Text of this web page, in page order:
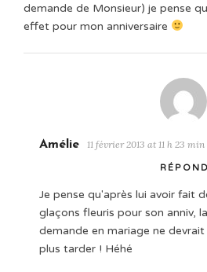
demande de Monsieur) je pense
effet pour mon anniversaire
Amélie 11 février 2013 at 11 h 23 min
Je pense qu'après lui avoir fait
glaçons fleuris pour son anniv, la
demande en mariage ne devrait
plus tarder ! Héhé